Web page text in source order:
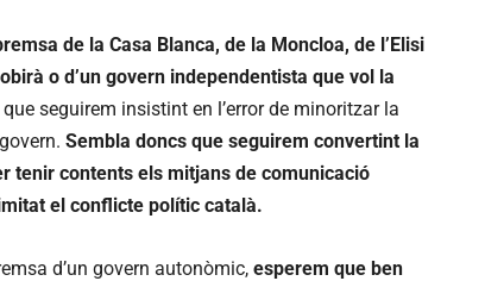
de la Casa Blanca, de la Moncloa, de l’Elisi
o d’un govern independentista que vol la
seguirem insistint en l’error de minoritzar la
Sembla doncs que seguirem convertint la
tenir contents els mitjans de comunicació
el conflicte polític català.
d’un govern autonòmic, esperem que ben